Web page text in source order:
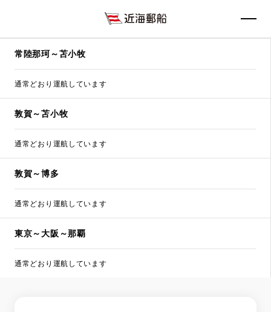
常陸那珂～苫小牧
通常どおり運航しています
敦賀～苫小牧
通常どおり運航しています
敦賀～博多
通常どおり運航しています
東京～大阪～那覇
通常どおり運航しています